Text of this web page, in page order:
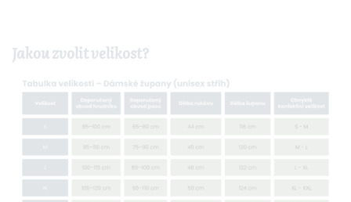
Jakou zvolit velikost?